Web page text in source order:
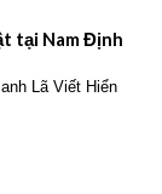
tại Nam Định
Lã Viết Hiển